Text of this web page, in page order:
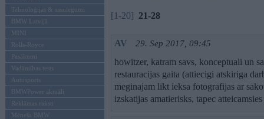
Tehnoloģijas & sasniegumi
BMW Latvijā
MINI
Rolls-Royce
Pasākumi
Vadāmības tests
Autosports
BMWPower aktuāli
Reklāmas raksti
Mēneša BMW
[1-20] 21-28
AV 29. Sep 2017, 09:45
howitzer, katram savs, konceptuali un
restauracijas gaita (attiecigi atskiriga
meginajam likt ieksa fotografijas ar
izskatijas amatierisks, tapec